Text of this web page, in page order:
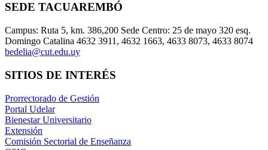
SEDE TACUAREMBÓ
Campus: Ruta 5, km. 386,200 Sede Centro: 25 de mayo 320 esq.
Domingo Catalina 4632 3911, 4632 1663, 4633 8073, 4633 8074
bedelia@cut.edu.uy
SITIOS DE INTERÉS
Prorrectorado de Gestión
Portal Udelar
Bienestar Universitario
Extensión
Comisión Sectorial de Enseñanza